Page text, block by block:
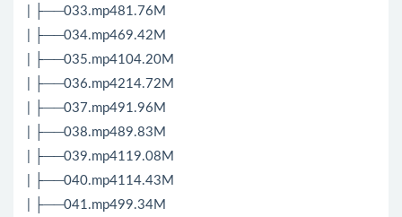
| ├──033.mp481.76M
| ├──034.mp469.42M
| ├──035.mp4104.20M
| ├──036.mp4214.72M
| ├──037.mp491.96M
| ├──038.mp489.83M
| ├──039.mp4119.08M
| ├──040.mp4114.43M
| ├──041.mp499.34M